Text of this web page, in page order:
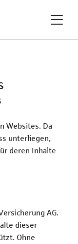
Websites. Da
unterliegen,
deren Inhalte
AG.
dieser
Ohne